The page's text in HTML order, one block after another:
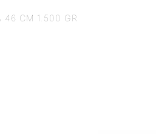
46 CM 1.500 GR